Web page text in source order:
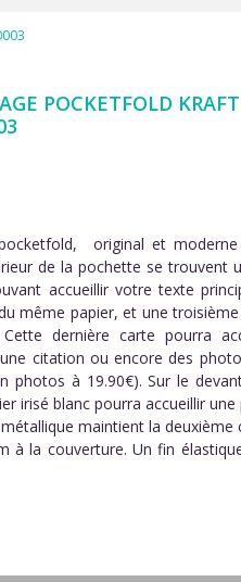
POCKETFOLD
original et
de la pochette se trouvent
accueillir votre texte
même papier, et une
Cette dernière carte pourra
citation ou encore des
photos à 19.90€). Sur le
irisé blanc pourra accueillir
maintient la deuxième
à la couverture. Un fin